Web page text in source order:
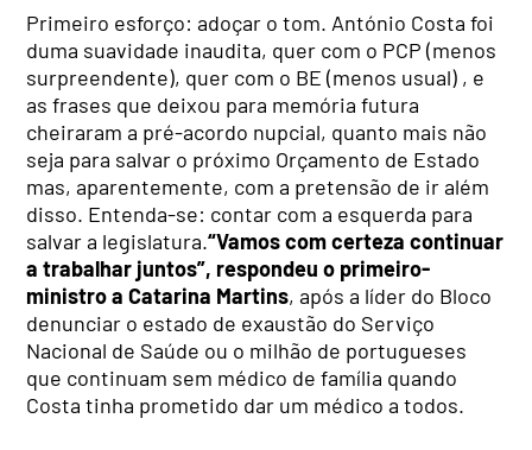
Primeiro esforço: adoçar o tom. António Costa foi
duma suavidade inaudita, quer com o PCP (menos
surpreendente), quer com o BE (menos usual) , e
as frases que deixou para memória futura
cheiraram a pré-acordo nupcial, quanto mais não
seja para salvar o próximo Orçamento de Estado
mas, aparentemente, com a pretensão de ir além
disso. Entenda-se: contar com a esquerda para
salvar a legislatura.“Vamos com certeza continuar
a trabalhar juntos”, respondeu o primeiro-
ministro a Catarina Martins, após a líder do Bloco
denunciar o estado de exaustão do Serviço
Nacional de Saúde ou o milhão de portugueses
que continuam sem médico de família quando
Costa tinha prometido dar um médico a todos.